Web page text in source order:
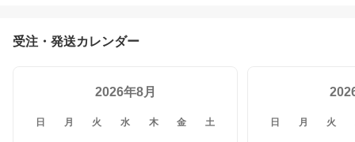
受注・発送カレンダー
2026年8月
日 月 火 水 木 金 土 日 月 火